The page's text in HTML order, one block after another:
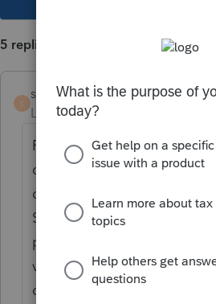
5 replies
S
s-pichette
Level 6
Forum|Forum|5 years
Premièrement , comme
déclaration finale , vous
déclarations en copies
Succession de XX YY et
postale : au soin de ZZ
votre adresse. Par la suite ,
correspondance lié à cette